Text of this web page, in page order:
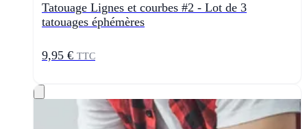
Tatouage Lignes et courbes #2 - Lot de 3
tatouages éphémères
9,95 € TTC